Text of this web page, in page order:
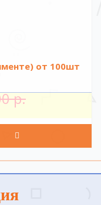
от 100шт
р.